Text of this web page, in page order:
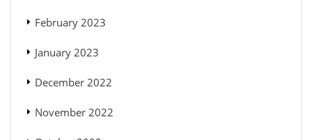
February 2023
January 2023
December 2022
November 2022